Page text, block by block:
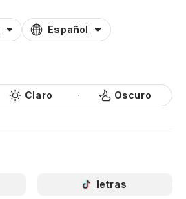
Español
Claro Oscuro
letras